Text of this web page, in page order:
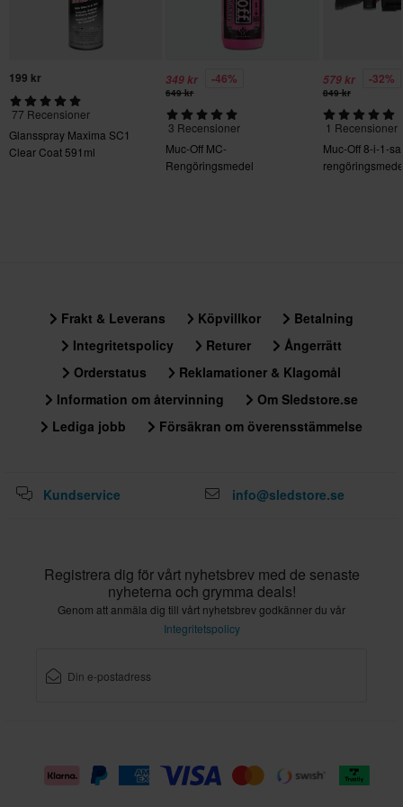
Varje ingrediens beskrivs med sitt INCI-namn (International
CosIng - Cosmetics Ingredients]). När det inte finns något
INCI-namn tillgängligt beskrivs ingrediensen med dess
europeiska farmakopénamn, gemensamma namn eller dess
IUPAC-namn.
199 kr
77 Recensioner
Glansspray Maxima SC1
Clear Coat 591ml
349 kr -46%
649 kr
3 Recensioner
Muc-Off MC-
Rengöringsmedel
579 kr -32%
849 kr
1 Recensioner
Muc-Off 8-i-1-
Frakt & Leverans Köpvillkor
Betalning
Integritetspolicy
Returer
Ångerrätt
Orderstatus
Reklamationer & Klagomål
Information om återvinning
Om Sledstore.se
Lediga jobb
Försäkran om överensstämmelse
Kundservice info@sledstore.se
Registrera dig för vårt nyhetsbrev med de senaste
nyheterna och grymma deals!
Genom att anmäla dig till vårt nyhetsbrev godkänner du vår
Integritetspolicy